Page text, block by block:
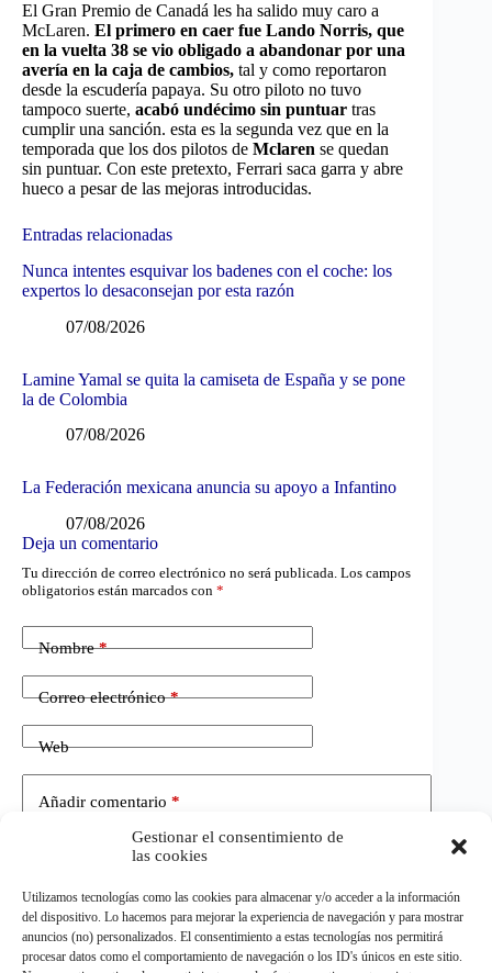
Gestionar el consentimiento de
las cookies
Utilizamos tecnologías como las cookies para almacenar y/o acceder a la información
del dispositivo. Lo hacemos para mejorar la experiencia de navegación y para mostrar
anuncios (no) personalizados. El consentimiento a estas tecnologías nos permitirá
procesar datos como el comportamiento de navegación o los ID's únicos en este sitio.
El Gran Premio de Canadá les ha salido muy caro a
McLaren. El primero en caer fue Lando Norris, que
en la vuelta 38 se vio obligado a abandonar por una
avería en la caja de cambios, tal y como reportaron
desde la escudería papaya. Su otro piloto no tuvo
tampoco suerte, acabó undécimo sin puntuar tras
cumplir una sanción. esta es la segunda vez que en la
temporada que los dos pilotos de Mclaren se quedan
sin puntuar. Con este pretexto, Ferrari saca garra y abre
hueco a pesar de las mejoras introducidas.
Entradas relacionadas
Nunca intentes esquivar los badenes con el coche: los
expertos lo desaconsejan por esta razón
07/08/2026
Lamine Yamal se quita la camiseta de España y se pone
la de Colombia
07/08/2026
La Federación mexicana anuncia su apoyo a Infantino
07/08/2026
Deja un comentario
Tu dirección de correo electrónico no será publicada. Los campos
obligatorios están marcados con *
Nombre*
Correo electrónico*
Web
Añadir comentario *